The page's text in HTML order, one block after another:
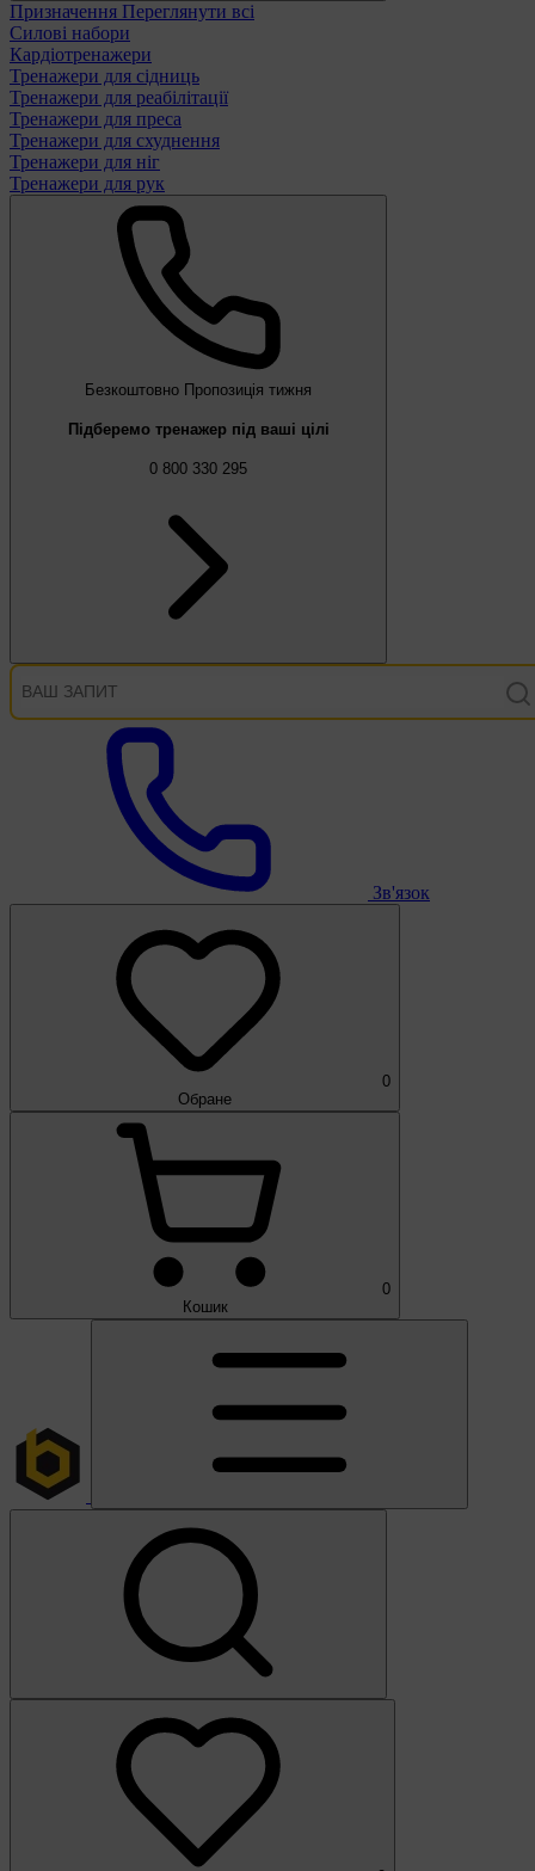
Призначення Переглянути всі
Силові набори
Кардіотренажери
Тренажери для сідниць
Тренажери для реабілітації
Тренажери для преса
Тренажери для схуднення
Тренажери для ніг
Тренажери для рук
Безкоштовно Пропозиція тижня
Підберемо тренажер під ваші цілі
0 800 330 295
Зв'язок
0
Обране
0
Кошик